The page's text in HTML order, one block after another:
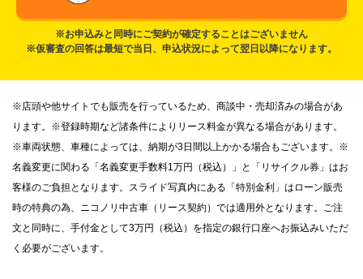
※お申込みと同時にご契約が確定することはございません
※仮審査の回答は最短で当日、申込状況によって翌日以降になります。
※店頭や他サイトでも販売を行っているため、商談中・売却済みの場合があ
ります。※登録時期など諸条件によりリース料金が異なる場合があります。
※車両状態、車種によっては、納期が3日間以上かかる場合もございます。※
名義変更に関わる「名義変更手数料1万円（税込）」と「リサイクル券」はお
客様のご負担となります。スライド写真内にある「特別金利」はローン販売
時の特典の為、ニコノリ中古車（リース契約）では適用外となります。ご注
文と同時に、手付金として3万円（税込）を指定の銀行口座へお振込みいただ
く必要がございます。